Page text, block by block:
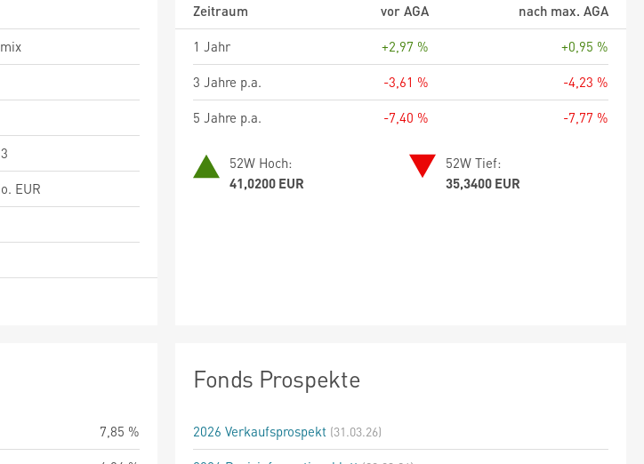
EUR
Zeitraum vor AGA
nach max. AGA
1 Jahr
+2,97 %
+0,95 %
3 Jahre p.a.
-3,61 %
-4,23 %
5 Jahre p.a.
-7,40 % -7,77 %
52W Hoch:
41,0200 EUR
52W Tief:
35,3400 EUR
7,85 %
Fonds Prospekte
2026 Verkaufsprospekt (31.03.26)